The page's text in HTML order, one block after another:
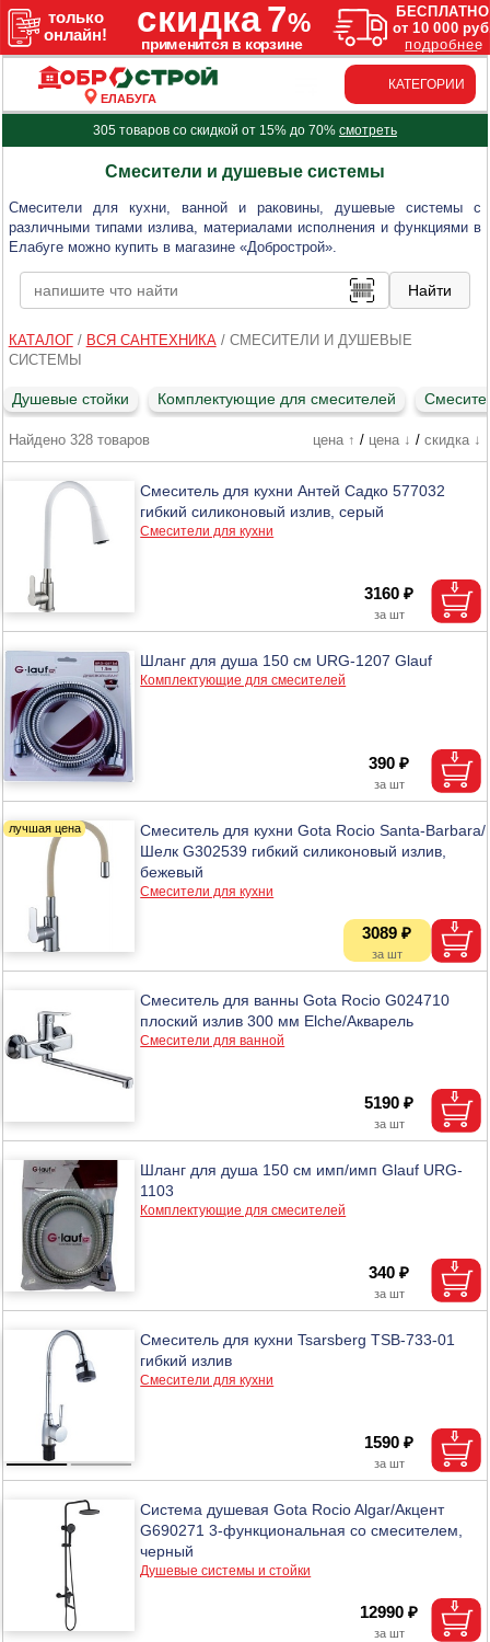
ЕЛАБУГА
КАТЕГОРИИ
305 товаров со скидкой от 15% до 70% смотреть
Смесители и душевые системы
Смесители для кухни, ванной и раковины, душевые системы с
различными типами излива, материалами исполнения и функциями в
Елабуге можно купить в магазине «Добрострой».
КАТАЛОГ/ ВСЯ САНТЕХНИКА/ СМЕСИТЕЛИ И ДУШЕВЫЕ
СИСТЕМЫ
Душевые стойки Комплектующие для смесителей
Найдено 328 товаров цена ↑ / цена ↓ / скидка ↓
Смеситель для кухни Антей Садко 577032
гибкий силиконовый излив, серый
Смесители для кухни
3160 ₽
Шланг для душа 150 см URG-1207 Glauf
Комплектующие для смесителей
390 ₽
Смеситель для кухни Gota Rocio Santa-Barbara/
Шелк G302539 гибкий силиконовый излив,
бежевый
Смесители для кухни
3089 ₽
Смеситель для ванны Gota Rocio G024710
плоский излив 300 мм Elche/Акварель
Смесители для ванной
5190 ₽
Шланг для душа 150 см имп/имп Glauf URG-
1103
Комплектующие для смесителей
340 ₽
Смеситель для кухни Tsarsberg TSB-733-01
гибкий излив
Смесители для кухни
1590 ₽
Система душевая Gota Rocio Algar/Акцент
G690271 3-функциональная со смесителем,
черный
Душевые системы и стойки
12990 ₽